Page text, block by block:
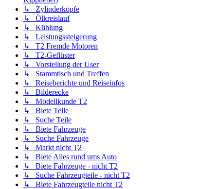
↳ Zylinderköpfe
↳ Ölkreislauf
↳ Kühlung
↳ Leistungssteigerung
↳ T2 Fremde Motoren
↳ T2-Geflüster
↳ Vorstellung der User
↳ Stammtisch und Treffen
↳ Reiseberichte und Reiseinfos
↳ Bilderecke
↳ Modellkunde T2
↳ Biete Teile
↳ Suche Teile
↳ Biete Fahrzeuge
↳ Suche Fahrzeuge
↳ Markt nicht T2
↳ Biete Alles rund ums Auto
↳ Biete Fahrzeuge - nicht T2
↳ Suche Fahrzeugteile - nicht T2
↳ Biete Fahrzeugteile nicht T2